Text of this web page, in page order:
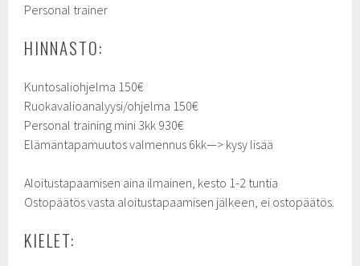
Personal trainer
HINNASTO:
Kuntosaliohjelma 150€
Ruokavalioanalyysi/ohjelma 150€
Personal training mini 3kk 930€
Elämäntapamuutos valmennus 6kk—> kysy lisää
Aloitustapaamisen aina ilmainen, kesto 1-2 tuntia
Ostopäätös vasta aloitustapaamisen jälkeen, ei ostopäätös.
KIELET: